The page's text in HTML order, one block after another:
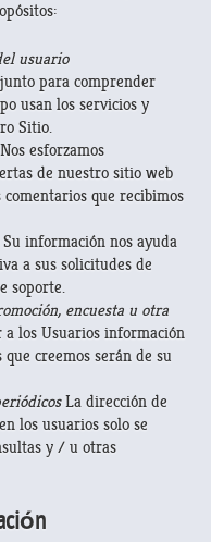
usuario
para comprender
usan los servicios y
Sitio.
Nos esforzamos
de nuestro sitio web
que recibimos
Su información nos ayuda
a sus solicitudes de
soporte.
encuesta u otra
los Usuarios información
creemos serán de su
La dirección de
los usuarios solo se
y / u otras